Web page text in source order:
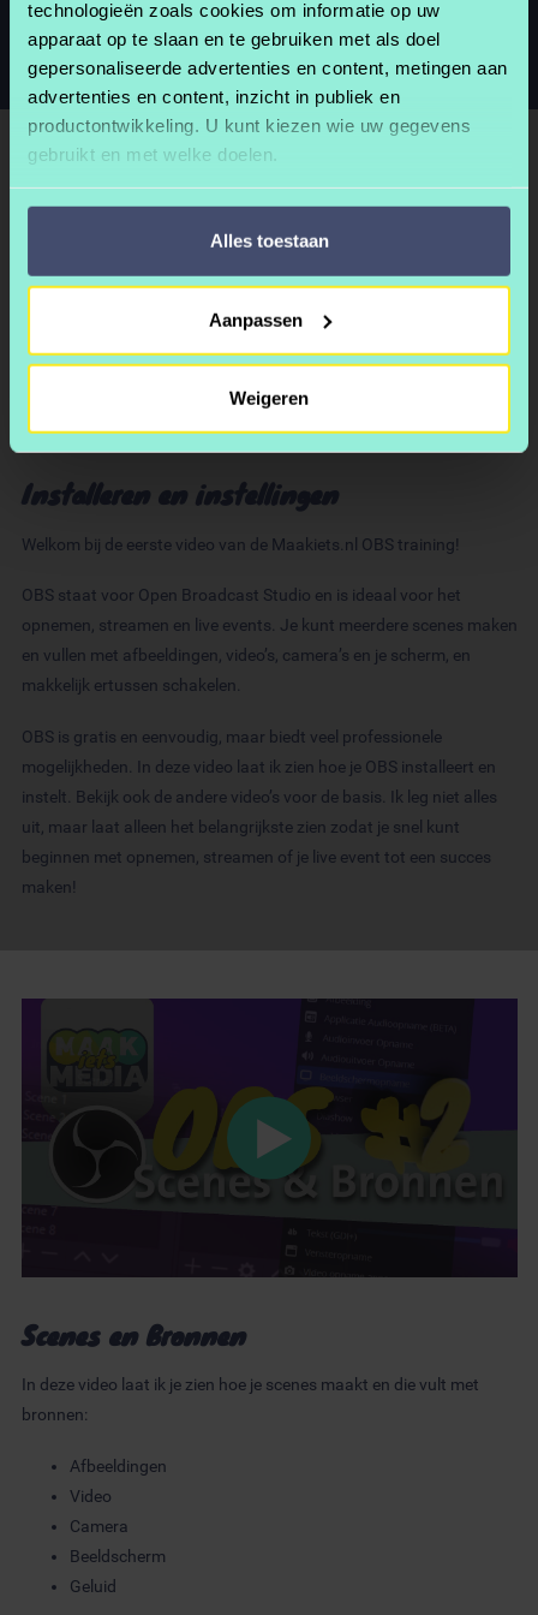
technologieën zoals cookies om informatie op uw
apparaat op te slaan en te gebruiken met als doel
gepersonaliseerde advertenties en content, metingen aan
advertenties en content, inzicht in publiek en
productontwikkeling. U kunt kiezen wie uw gegevens
gebruikt en met welke doelen.
Als u het toestaat, willen we ook graag:
Informatie verzamelen over uw geografische
locatie, die tot een paar meter nauwkeurig kan zijn
scannen op specifieke eigenschappen (fingerprinting)
Lees meer over hoe uw persoonlijke gegevens worden
verwerkt en stel uw voorkeuren in het
intrekken in de Cookieverklaring.
We gebruiken cookies om content en advertenties te
personaliseren, om functies voor social media te bieden
informatie over uw gebruik van onze site met onze
partners voor social media, adverteren en analyse. Deze
partners kunnen deze gegevens combineren met andere
informatie die u aan ze heeft verstrekt of die ze hebben
Alles toestaan
Aanpassen
Weigeren
Boek de training!
Installeren en instellingen
Welkom bij de eerste video van de Maakiets.nl OBS training!
OBS staat voor Open Broadcast Studio en is ideaal voor het
opnemen, streamen en live events. Je kunt meerdere scenes maken
en vullen met afbeeldingen, video’s, camera’s en je scherm, en
makkelijk ertussen schakelen.
OBS is gratis en eenvoudig, maar biedt veel professionele
mogelijkheden. In deze video laat ik zien hoe je OBS installeert en
instelt. Bekijk ook de andere video’s voor de basis. Ik leg niet alles
uit, maar laat alleen het belangrijkste zien zodat je snel kunt
beginnen met opnemen, streamen of je live event tot een succes
maken!
Scenes en Bronnen
In deze video laat ik je zien hoe je scenes maakt en die vult met
bronnen:
Afbeeldingen
Video
Camera
Beeldscherm
Geluid